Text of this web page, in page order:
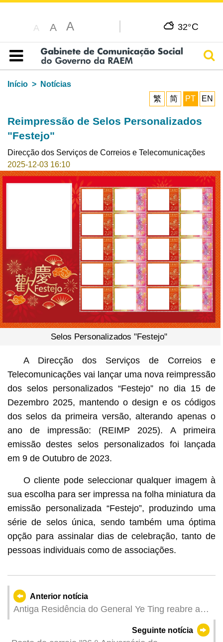
A A A 32°C
Índice
Início
Notícias
繁
简 PT EN
Reimpressão de Selos Personalizados
"Festejo"
Direcção dos Serviços de Correios e Telecomunicações
2025-12-03 16:10
Selos Personalizados "Festejo"
A Direcção dos Serviços de Correios e
Telecomunicações vai lançar uma nova reimpressão
dos selos personalizados “Festejo” no dia 15 de
Dezembro 2025, mantendo o design e os códigos
dos selos da primeira versão, alterando apenas o
ano de impressão: (REIMP 2025). A primeira
emissão destes selos personalizados foi lançada
em 9 de Outubro de 2023.
O cliente pode seleccionar qualquer imagem à
sua escolha para ser impressa na folha miniatura da
emissão personalizada “Festejo”, produzindo uma
série de selos única, sendo também uma óptima
opção para assinalar dias de celebração, tanto de
pessoas individuais como de associações.
Anterior notícia
Antiga Residência do General Ye Ting reabre ao
Seguinte notícia